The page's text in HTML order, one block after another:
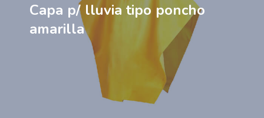
Capa p/ lluvia tipo poncho
amarilla